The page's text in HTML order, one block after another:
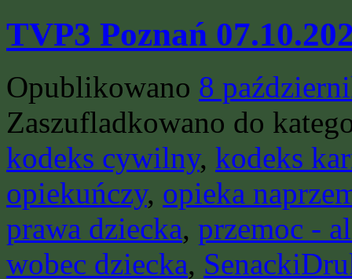
TVP3 Poznań
Opublikowano 8
Zaszufladkowano do
kodeks cywilny, kodeks
opiekuńczy, opieka
prawa dziecka, przemoc -
wobec dziecka,